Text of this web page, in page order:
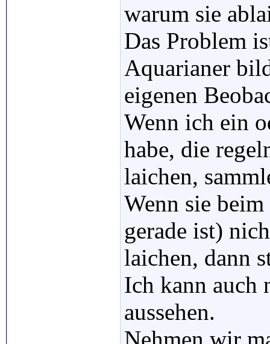
warum sie
Das Problem
Aquarianer
eigenen
Wenn ich ein
habe, die
laichen,
Wenn sie
gerade ist)
laichen, dann
Ich kann auch
aussehen.